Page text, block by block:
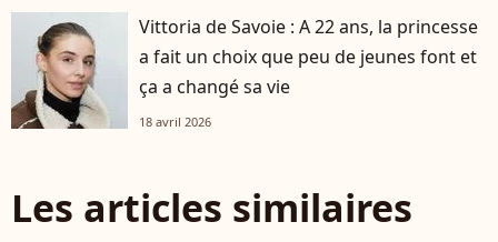
Vittoria de Savoie : A 22 ans, la princesse
a fait un choix que peu de jeunes font et
ça a changé sa vie
18 avril 2026
Les articles similaires